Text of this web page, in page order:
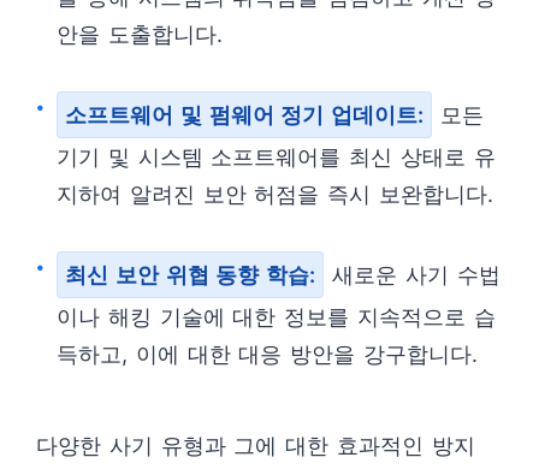
안을 도출합니다.
소프트웨어 및 펌웨어 정기 업데이트:
모든
기기 및 시스템 소프트웨어를 최신 상태로 유
지하여 알려진 보안 허점을 즉시 보완합니다.
최신 보안 위협 동향 학습:
새로운 사기 수법
이나 해킹 기술에 대한 정보를 지속적으로 습
득하고, 이에 대한 대응 방안을 강구합니다.
다양한 사기 유형과 그에 대한 효과적인 방지